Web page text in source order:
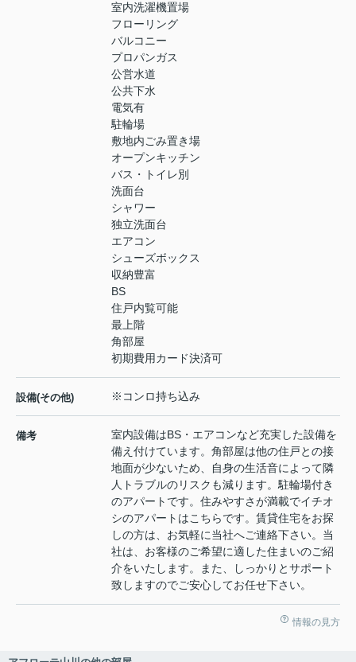
室内洗濯機置場
フローリング
バルコニー
プロパンガス
公営水道
公共下水
電気有
駐輪場
敷地内ごみ置き場
オープンキッチン
バス・トイレ別
洗面台
シャワー
独立洗面台
エアコン
シューズボックス
収納豊富
BS
住戸内覧可能
最上階
角部屋
初期費用カード決済可
設備(その他) ※コンロ持ち込み
備考
室内設備はBS・エアコンなど充実した設備を
備え付けています。角部屋は他の住戸との接
地面が少ないため、自身の生活音によって隣
人トラブルのリスクも減ります。駐輪場付き
のアパートです。住みやすさが満載でイチオ
シのアパートはこちらです。賃貸住宅をお探
しの方は、お気軽に当社へご連絡下さい。当
社は、お客様のご希望に適した住まいのご紹
介をいたします。また、しっかりとサポート
致しますのでご安心してお任せ下さい。
情報の見方